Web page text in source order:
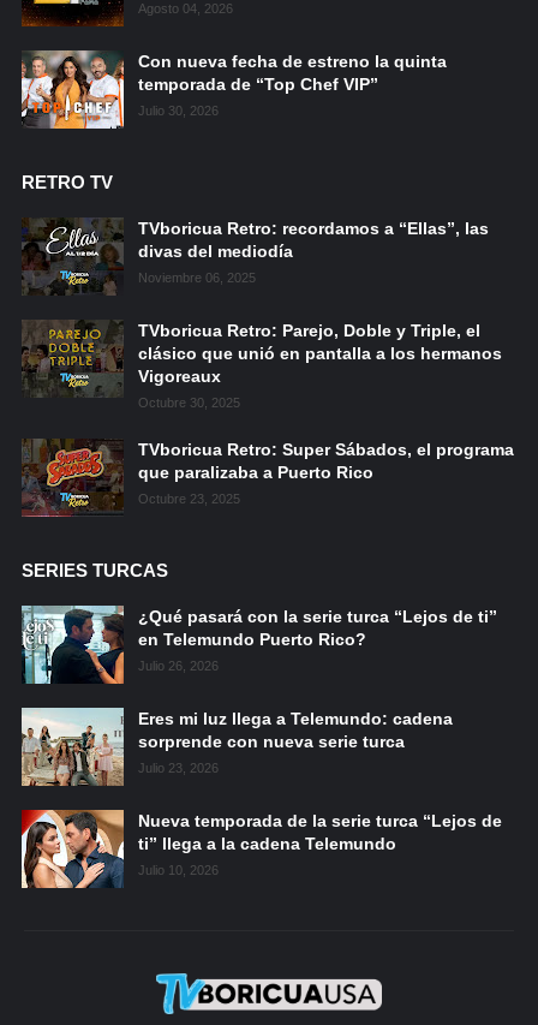
Agosto 04, 2026
Con nueva fecha de estreno la quinta
temporada de “Top Chef VIP”
Julio 30, 2026
RETRO TV
TVboricua Retro: recordamos a “Ellas”, las
divas del mediodía
Noviembre 06, 2025
TVboricua Retro: Parejo, Doble y Triple, el
clásico que unió en pantalla a los hermanos
Vigoreaux
Octubre 30, 2025
TVboricua Retro: Super Sábados, el programa
que paralizaba a Puerto Rico
Octubre 23, 2025
SERIES TURCAS
¿Qué pasará con la serie turca “Lejos de ti”
en Telemundo Puerto Rico?
Julio 26, 2026
Eres mi luz llega a Telemundo: cadena
sorprende con nueva serie turca
Julio 23, 2026
Nueva temporada de la serie turca “Lejos de
ti” llega a la cadena Telemundo
Julio 10, 2026